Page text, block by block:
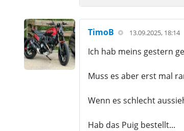
TimoB 13.09.2025, 18:14
Ich hab meins gestern
Muss es aber erst mal
Wenn es schlecht
Hab das Puig bestellt...